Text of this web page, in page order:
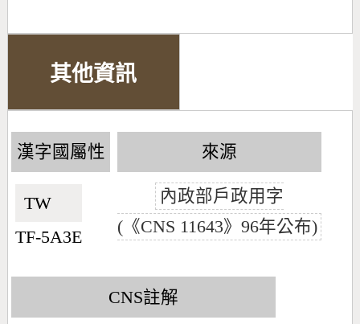
其他資訊
漢字國屬性
TW🇹🇼
TF-5A3E
來源
內政部戶政用字
(《CNS 11643》96年公布)
CNS註解